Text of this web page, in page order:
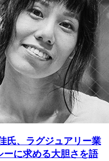
氏、ラグジュアリー業
ーに求める大胆さを語